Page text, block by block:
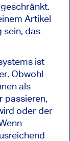
Artikel
sein, das
ist
Obwohl
als
passieren,
oder der